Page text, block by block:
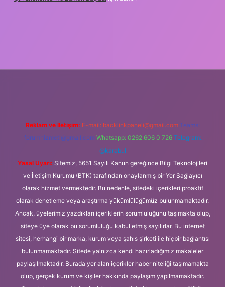
Reklam ve İletişim: E-mail: backlinkpaneli@gmail.com Teams:
forumhizmeti@gmail.com Whatsapp: 0262 606 0 726 Telegram:
@karabul
Yasal Uyarı: Sitemiz, 5651 Sayılı Kanun gereğince Bilgi Teknolojileri
ve İletişim Kurumu (BTK) tarafından onaylanmış bir Yer Sağlayıcı
olarak hizmet vermektedir. Bu nedenle, sitedeki içerikleri proaktif
olarak denetleme veya araştırma yükümlülüğümüz bulunmamaktadır.
Ancak, üyelerimiz yazdıkları içeriklerin sorumluluğunu taşımakta olup,
siteye üye olarak bu sorumluluğu kabul etmiş sayılırlar. Bu internet
sitesi, herhangi bir marka, kurum veya şahıs şirketi ile hiçbir bağlantısı
bulunmamaktadır. Sitede yalnızca kendi hazırladığımız makaleler
paylaşılmaktadır. Burada yer alan içerikler haber niteliği taşımamakta
olup, gerçek kurum ve kişiler hakkında paylaşım yapılmamaktadır.